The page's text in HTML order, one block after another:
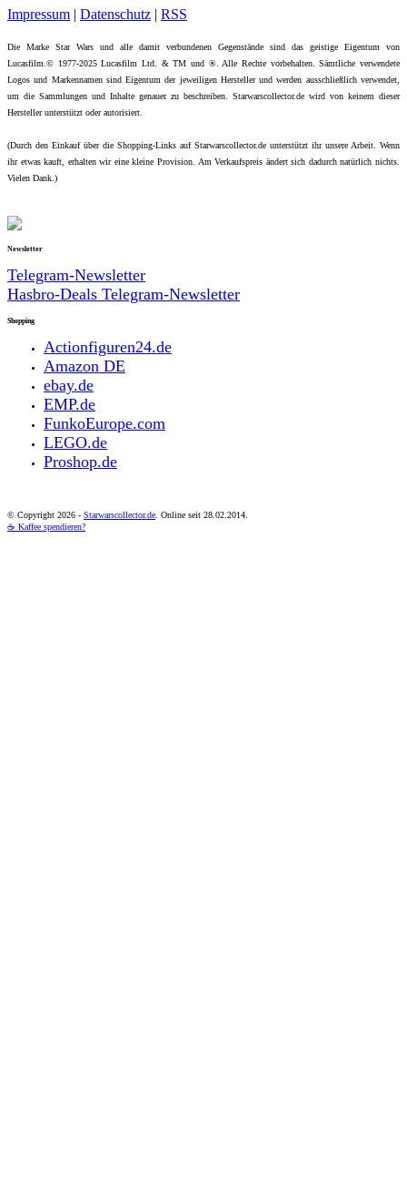
Impressum | Datenschutz | RSS
Die Marke Star Wars und alle damit verbundenen Gegenstände sind das geistige Eigentum von
Lucasfilm.© 1977-2025 Lucasfilm Ltd. & TM und ®. Alle Rechte vorbehalten. Sämtliche verwendete
Logos und Markennamen sind Eigentum der jeweiligen Hersteller und werden ausschließlich verwendet,
um die Sammlungen und Inhalte genauer zu beschreiben. Starwarscollector.de wird von keinem dieser
Hersteller unterstützt oder autorisiert.
(Durch den Einkauf über die Shopping-Links auf Starwarscollector.de unterstützt ihr unsere Arbeit. Wenn
ihr etwas kauft, erhalten wir eine kleine Provision. Am Verkaufspreis ändert sich dadurch natürlich nichts.
Vielen Dank.)
Newsletter
Telegram-Newsletter
Hasbro-Deals Telegram-Newsletter
Shopping
Actionfiguren24.de
Amazon DE
ebay.de
EMP.de
FunkoEurope.com
LEGO.de
Proshop.de
© Copyright 2026 - Starwarscollector.de . Online seit 28.02.2014.
☕ Kaffee spendieren?